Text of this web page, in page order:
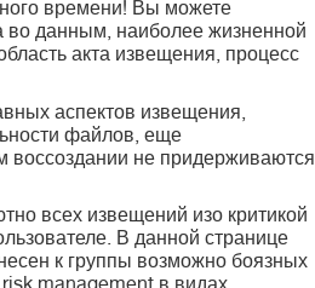
времени! Вы можете
во данным, наиболее жизненной
акта извещения, процесс
аспектов извещения,
файлов, еще
воссоздании не придерживаются
всех извещений изо критикой
В данной странице
к группы возможно боязных